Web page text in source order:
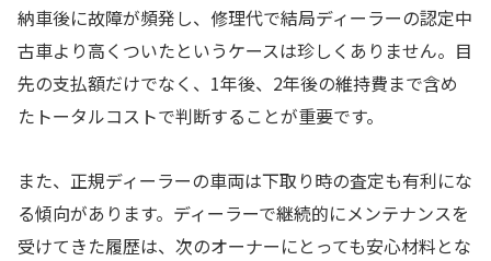
納車後に故障が頻発し、修理代で結局ディーラーの認定中
古車より高くついたというケースは珍しくありません。目
先の支払額だけでなく、1年後、2年後の維持費まで含め
たトータルコストで判断することが重要です。
また、正規ディーラーの車両は下取り時の査定も有利にな
る傾向があります。ディーラーで継続的にメンテナンスを
受けてきた履歴は、次のオーナーにとっても安心材料とな